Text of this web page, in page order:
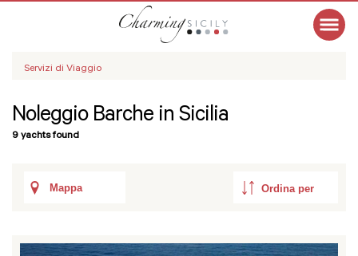
Servizi di Viaggio
Noleggio Barche in Sicilia
9 yachts found
Mappa